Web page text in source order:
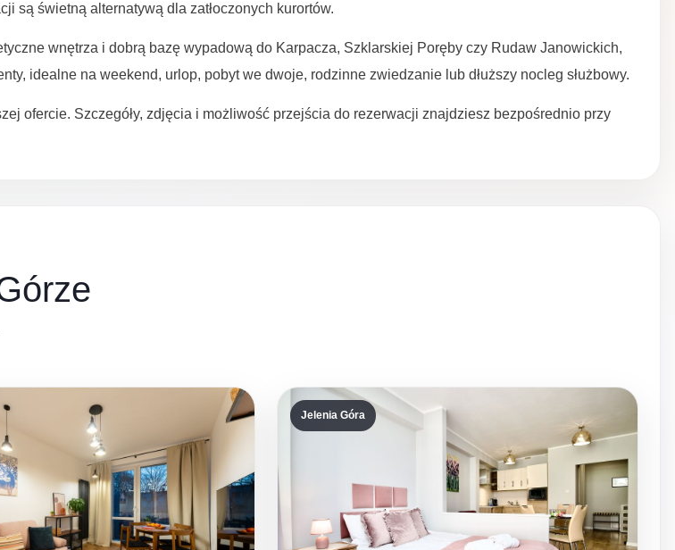
są świetną alternatywą dla zatłoczonych kurortów.
wnętrza i dobrą bazę wypadową do Karpacza, Szklarskiej Poręby czy Rudaw Janowickich,
idealne na weekend, urlop, pobyt we dwoje, rodzinne zwiedzanie lub dłuższy nocleg służbowy.
ofercie. Szczegóły, zdjęcia i możliwość przejścia do rezerwacji znajdziesz bezpośrednio przy
Jelenia Góra